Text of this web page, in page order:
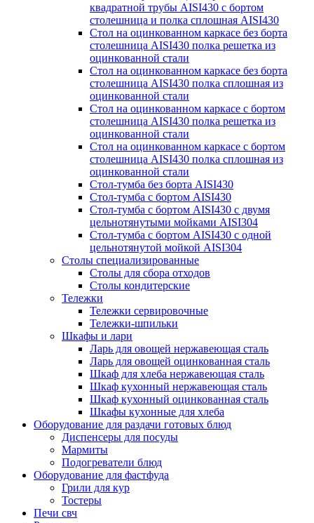
квадратной трубы AISI430 с бортом
столешница и полка сплошная AISI430
Стол на оцинкованном каркасе без борта
столешница AISI430 полка решетка из
оцинкованной стали
Стол на оцинкованном каркасе без борта
столешница AISI430 полка сплошная из
оцинкованной стали
Стол на оцинкованном каркасе с бортом
столешница AISI430 полка решетка из
оцинкованной стали
Стол на оцинкованном каркасе с бортом
столешница AISI430 полка сплошная из
оцинкованной стали
Стол-тумба без борта AISI430
Стол-тумба с бортом AISI430
Стол-тумба с бортом AISI430 с двумя
цельнотянутыми мойками AISI304
Стол-тумба с бортом AISI430 с одной
цельнотянутой мойкой AISI304
Столы специализированные
Столы для сбора отходов
Столы кондитерские
Тележки
Тележки сервировочные
Тележки-шпильки
Шкафы и лари
Ларь для овощей нержавеющая сталь
Ларь для овощей оцинкованная сталь
Шкаф для хлеба нержавеющая сталь
Шкаф кухонный нержавеющая сталь
Шкаф кухонный оцинкованная сталь
Шкафы кухонные для хлеба
Оборудование для раздачи готовых блюд
Диспенсеры для посуды
Мармиты
Подогреватели блюд
Оборудование для фастфуда
Грили для кур
Тостеры
Печи свч